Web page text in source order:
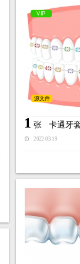
VIP
源文件
1 张 卡通牙
2022-03-19